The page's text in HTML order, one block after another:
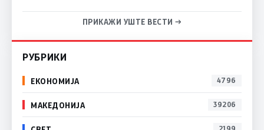
ПРИКАЖИ УШТЕ ВЕСТИ →
РУБРИКИ
ЕКОНОМИЈА 4796
МАКЕДОНИЈА 39206